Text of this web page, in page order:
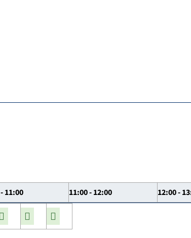
11:00 11:00 - 12:00 12:00 -